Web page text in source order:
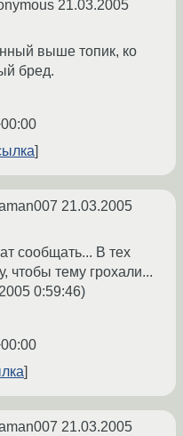
21.03.2005
выше топик, ко
бред.
21.03.2005
сообщать... В тех
чтобы тему грохали...
0:59:46)
21.03.2005